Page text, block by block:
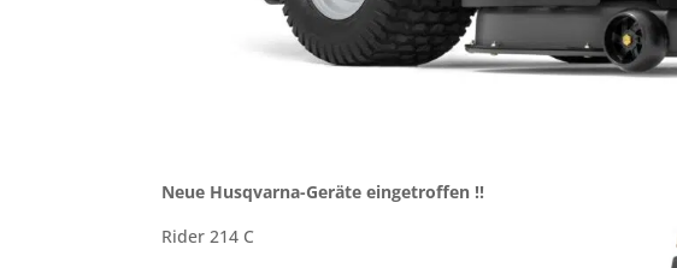
Neue Husqvarna-Geräte eingetroffen !!
Rider 214 C